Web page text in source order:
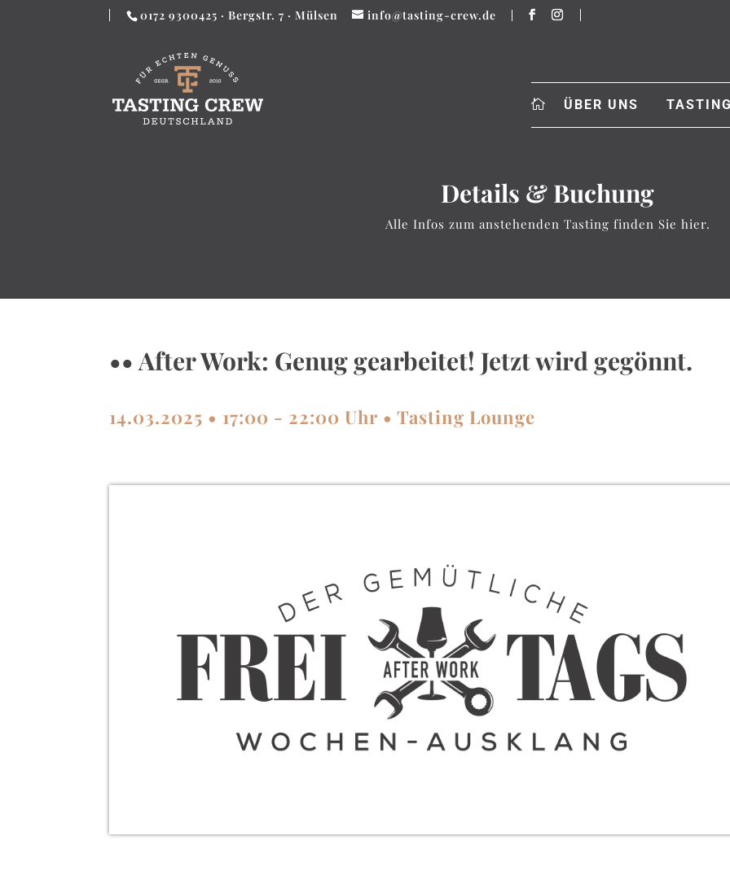
0172 9300425 · Bergstr. 7 · Mülsen info@tasting-crew.de
ÜBER UNS
Details & Buchung
Alle Infos zum anstehenden Tasting finden Sie hier.
•• After Work: Genug gearbeitet! Jetzt wird gegönnt.
14.03.2025 • 17:00 - 22:00 Uhr • Tasting Lounge